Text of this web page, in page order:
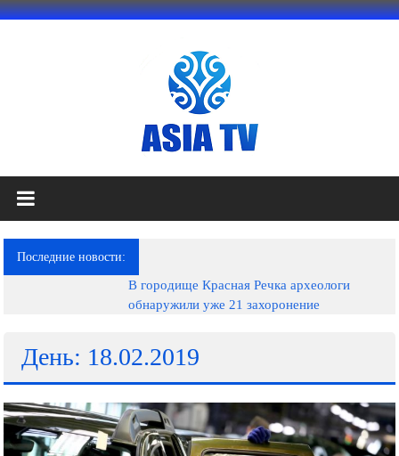
Перейти
АЗИЯ
ТВ
это
телеканал
фильмы,
музыкальные
рекламные
ролики
Последние новости:
В городище Красная Речка археологи
обнаружили уже 21 захоронение
День: 18.02.2019